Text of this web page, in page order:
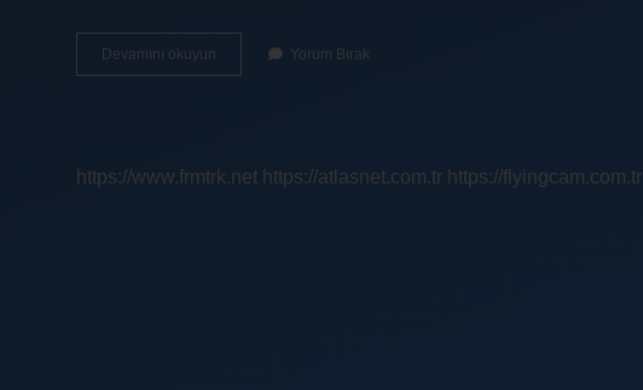
Devamını okuyun Müfredin
Ne
Yorum Bırak
https://www.frmtrk.net https://atlasnet.com.tr https://flyingcam.com.tr